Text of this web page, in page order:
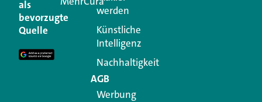
Ihre E-Mail-Adresse wird nicht veröffentlicht.
Erforderliche Felder sind mit
Kommentar
als
bevorzugte
Quelle
werden
Künstliche
Intelligenz
Nachhaltigkeit
AGB
Werbung